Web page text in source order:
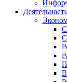
Деятельность